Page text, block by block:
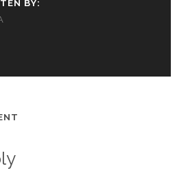
BY: